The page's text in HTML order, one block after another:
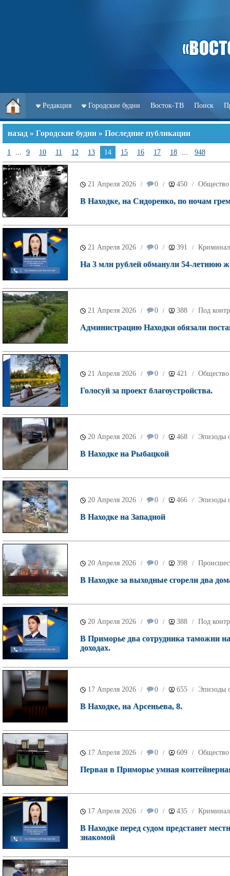
Редакция Городские будни Восток-ТВ Поиск
назад » Городские будни » Последние публикации
1 ... 9 10 11 12 13 14 15 16 17 18 ... 948
21 Апреля 2026 / 0 / 450 / Общество
В Находке, на Сидоренко, по ночам
21 Апреля 2026 / 0 / 391 / Криминал
На 3 млн рублей обманули 54-летнюю
21 Апреля 2026 / 0 / 388 / Под
Администрацию Находки обязали
21 Апреля 2026 / 0 / 421 / Общество
Голосуй за проект благоустройства.
20 Апреля 2026 / 0 / 468 / Эпизоды
В Находке на Рыбацкой
20 Апреля 2026 / 0 / 466 / Эпизоды
В Находке на Западной
20 Апреля 2026 / 0 / 398 /
В Находке за выходные сгорели два
20 Апреля 2026 / 0 / 388 / Под
В Приморье два сотрудника таможни
доходах.
17 Апреля 2026 / 0 / 655 / Эпизоды
В Находке, на Арсеньева, 8.
17 Апреля 2026 / 0 / 609 / Общество
Первая в Приморье умная
17 Апреля 2026 / 0 / 435 / Криминал
В Находке перед судом предстанет
знакомой